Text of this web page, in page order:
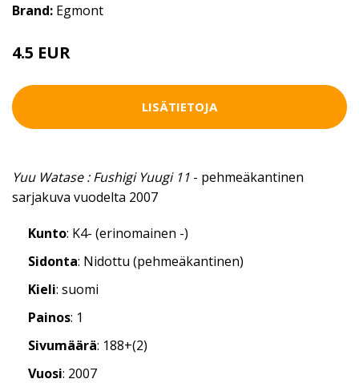
Brand: Egmont
4.5 EUR
LISÄTIETOJA
Yuu Watase : Fushigi Yuugi 11 - pehmeäkantinen
sarjakuva vuodelta 2007
Kunto: K4- (erinomainen -)
Sidonta: Nidottu (pehmeäkantinen)
Kieli: suomi
Painos: 1
Sivumäärä: 188+(2)
Vuosi: 2007